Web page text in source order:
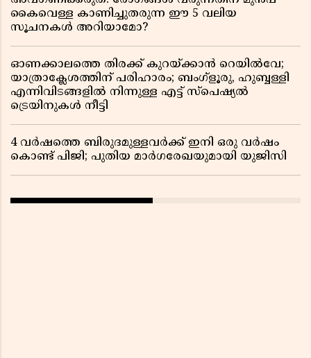
കൈവെള്ള കാണിച്ചുതരുന്ന ഈ 5 വലിയ
സൂചനകൾ അറിയാമോ?
ഓണക്കാലത്തെ തിരക്ക് കുറയ്ക്കാൻ റെയിൽവേ;
യാത്രാക്ലേശത്തിന് പരിഹാരം; ബംഗ്ളൂരു, ഹുബ്ബള്ളി
എന്നിവിടങ്ങളിൽ നിന്നുള്ള എട്ട് സ്പെഷ്യൽ
ട്രെയിനുകൾ നീട്ടി
4 വർഷത്തെ ബിരുദമുള്ളവർക്ക് ഇനി ഒരു വർഷം
കൊണ്ട് പിജി; പുതിയ മാർഗരേഖയുമായി യുജിസി